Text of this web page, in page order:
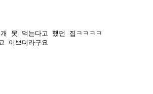
못 먹는다고 했던 집ㅋㅋㅋㅋ
이쁘더라구요